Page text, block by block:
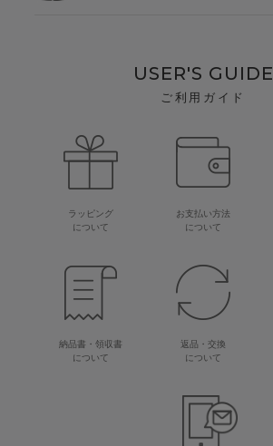
USER'S GUIDE
ご利用ガイド
ラッピング
について
お支払い方法
について
納品書・領収書
について
返品・交換
について